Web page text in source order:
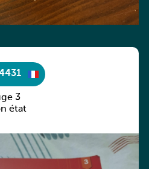
3
état